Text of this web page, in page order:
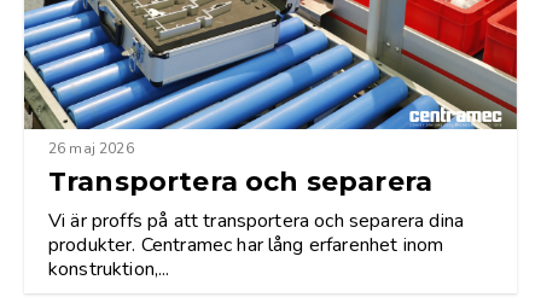
26 maj 2026
Transportera och separera
Vi är proffs på att transportera och separera dina
produkter. Centramec har lång erfarenhet inom
konstruktion,...